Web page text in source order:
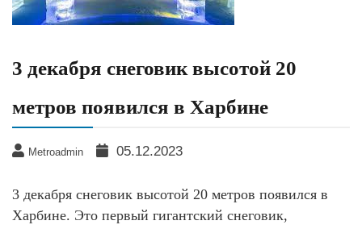
3 декабря снеговик высотой 20
метров появился в Харбине
Metroadmin 05.12.2023
3 декабря снеговик высотой 20 метров появился в
Харбине. Это первый гигантский снеговик,